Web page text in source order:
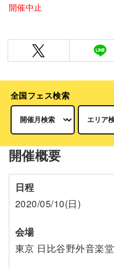
開催中止
全国フェス検索
開催概要
日程
2020/05/10(日)
会場
東京 日比谷野外音楽堂